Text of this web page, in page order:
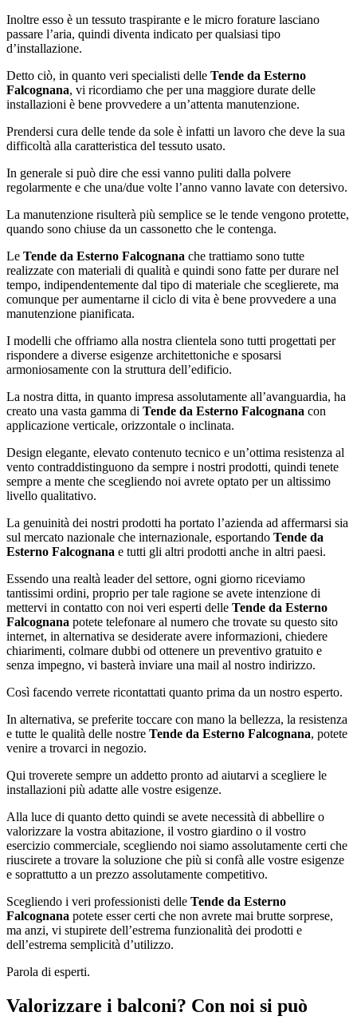
Inoltre esso è un tessuto traspirante e le micro forature lasciano
passare l’aria, quindi diventa indicato per qualsiasi tipo
d’installazione.
Detto ciò, in quanto veri specialisti delle Tende da Esterno
Falcognana, vi ricordiamo che per una maggiore durate delle
installazioni è bene provvedere a un’attenta manutenzione.
Prendersi cura delle tende da sole è infatti un lavoro che deve la sua
difficoltà alla caratteristica del tessuto usato.
In generale si può dire che essi vanno puliti dalla polvere
regolarmente e che una/due volte l’anno vanno lavate con detersivo.
La manutenzione risulterà più semplice se le tende vengono protette,
quando sono chiuse da un cassonetto che le contenga.
Le Tende da Esterno Falcognana che trattiamo sono tutte
realizzate con materiali di qualità e quindi sono fatte per durare nel
tempo, indipendentemente dal tipo di materiale che sceglierete, ma
comunque per aumentarne il ciclo di vita è bene provvedere a una
manutenzione pianificata.
I modelli che offriamo alla nostra clientela sono tutti progettati per
rispondere a diverse esigenze architettoniche e sposarsi
armoniosamente con la struttura dell’edificio.
La nostra ditta, in quanto impresa assolutamente all’avanguardia, ha
creato una vasta gamma di Tende da Esterno Falcognana con
applicazione verticale, orizzontale o inclinata.
Design elegante, elevato contenuto tecnico e un’ottima resistenza al
vento contraddistinguono da sempre i nostri prodotti, quindi tenete
sempre a mente che scegliendo noi avrete optato per un altissimo
livello qualitativo.
La genuinità dei nostri prodotti ha portato l’azienda ad affermarsi sia
sul mercato nazionale che internazionale, esportando Tende da
Esterno Falcognana e tutti gli altri prodotti anche in altri paesi.
Essendo una realtà leader del settore, ogni giorno riceviamo
tantissimi ordini, proprio per tale ragione se avete intenzione di
mettervi in contatto con noi veri esperti delle Tende da Esterno
Falcognana potete telefonare al numero che trovate su questo sito
internet, in alternativa se desiderate avere informazioni, chiedere
chiarimenti, colmare dubbi od ottenere un preventivo gratuito e
senza impegno, vi basterà inviare una mail al nostro indirizzo.
Così facendo verrete ricontattati quanto prima da un nostro esperto.
In alternativa, se preferite toccare con mano la bellezza, la resistenza
e tutte le qualità delle nostre Tende da Esterno Falcognana, potete
venire a trovarci in negozio.
Qui troverete sempre un addetto pronto ad aiutarvi a scegliere le
installazioni più adatte alle vostre esigenze.
Alla luce di quanto detto quindi se avete necessità di abbellire o
valorizzare la vostra abitazione, il vostro giardino o il vostro
esercizio commerciale, scegliendo noi siamo assolutamente certi che
riuscirete a trovare la soluzione che più si confà alle vostre esigenze
e soprattutto a un prezzo assolutamente competitivo.
Scegliendo i veri professionisti delle Tende da Esterno
Falcognana potete esser certi che non avrete mai brutte sorprese,
ma anzi, vi stupirete dell’estrema funzionalità dei prodotti e
dell’estrema semplicità d’utilizzo.
Parola di esperti.
Valorizzare i balconi? Con noi si può